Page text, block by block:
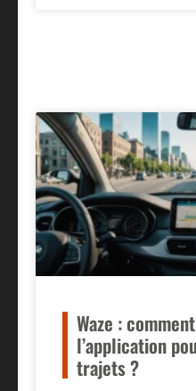
Waze :
l’application
trajets ?